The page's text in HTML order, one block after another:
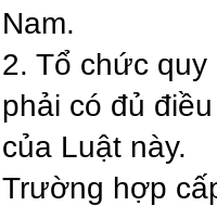
Nam.
2. Tổ chức
phải có đủ
của Luật này.
Trường hợp